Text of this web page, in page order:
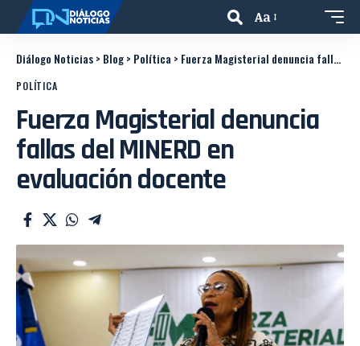
Aa
Diálogo Noticias> Blog> Política > Fuerza Magisterial denuncia fallas del MINERD en evaluación docente
POLÍTICA
Fuerza Magisterial denuncia
fallas del MINERD en
evaluación docente